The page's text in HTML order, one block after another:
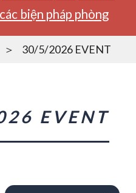
biện pháp phòng
30/5/2026 EVENT
EVENT